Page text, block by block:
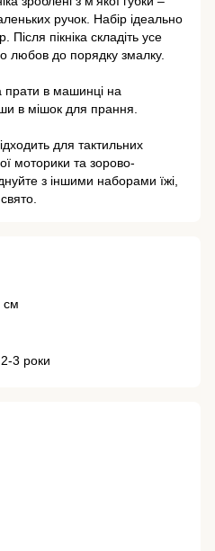
ручок. Набір ідеально
Після пікніка складіть усе
любов до порядку змалку.
прати в машинці на
в мішок для прання.
для тактильних
моторики та зорово-
з іншими наборами їжі,
см
3 роки